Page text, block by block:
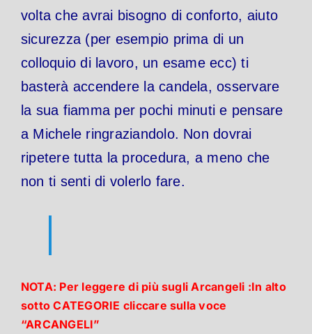
volta che avrai bisogno di conforto, aiuto
sicurezza (per esempio prima di un
colloquio di lavoro, un esame ecc) ti
basterà accendere la candela, osservare
la sua fiamma per pochi minuti e pensare
a Michele ringraziandolo. Non dovrai
ripetere tutta la procedura, a meno che
non ti senti di volerlo fare.
NOTA: Per leggere di più sugli Arcangeli :In alto
sotto CATEGORIE cliccare sulla voce
“ARCANGELI”